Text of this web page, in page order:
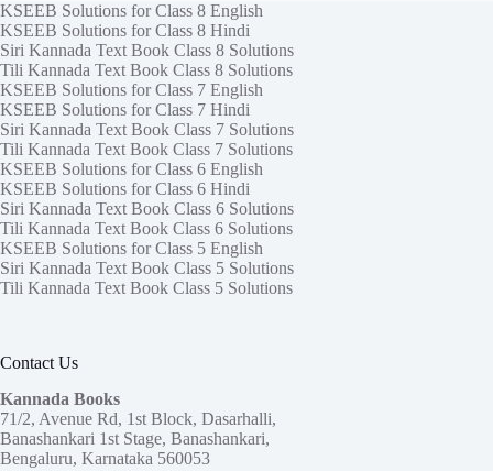
KSEEB Solutions for Class 8 English
KSEEB Solutions for Class 8 Hindi
Siri Kannada Text Book Class 8 Solutions
Tili Kannada Text Book Class 8 Solutions
KSEEB Solutions for Class 7 English
KSEEB Solutions for Class 7 Hindi
Siri Kannada Text Book Class 7 Solutions
Tili Kannada Text Book Class 7 Solutions
KSEEB Solutions for Class 6 English
KSEEB Solutions for Class 6 Hindi
Siri Kannada Text Book Class 6 Solutions
Tili Kannada Text Book Class 6 Solutions
KSEEB Solutions for Class 5 English
Siri Kannada Text Book Class 5 Solutions
Tili Kannada Text Book Class 5 Solutions
Contact Us
Kannada Books
71/2, Avenue Rd, 1st Block, Dasarhalli,
Banashankari 1st Stage, Banashankari,
Bengaluru, Karnataka 560053